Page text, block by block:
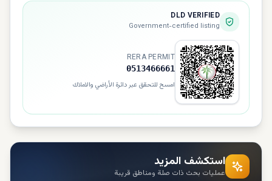
DLD VERIFIED
Government-certified listing
RERA PERMIT
0513466661
امسح للتحقق عبر دائرة الأراضي والاملاك
استكشف المزيد
عمليات بحث ذات صلة ومناطق قريبة